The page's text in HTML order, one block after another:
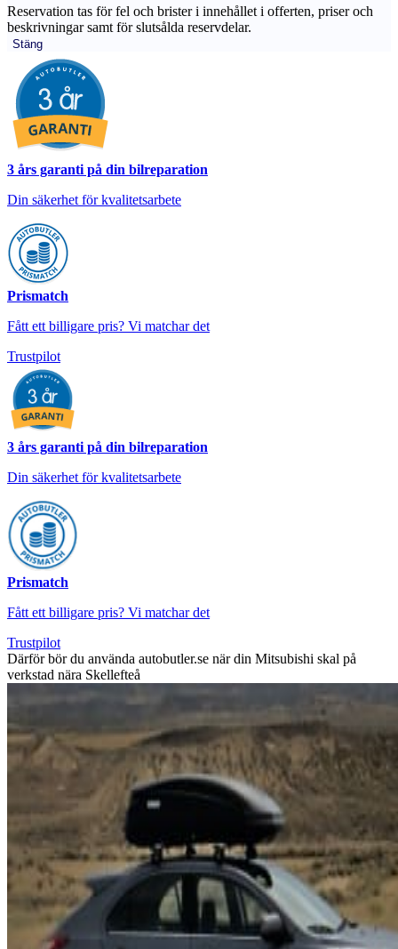
Reservation tas för fel och brister i innehållet i offerten, priser och
beskrivningar samt för slutsålda reservdelar.
Stäng
3 års garanti på din bilreparation
Din säkerhet för kvalitetsarbete
Prismatch
Fått ett billigare pris? Vi matchar det
Trustpilot
3 års garanti på din bilreparation
Din säkerhet för kvalitetsarbete
Prismatch
Fått ett billigare pris? Vi matchar det
Trustpilot
Därför bör du använda autobutler.se när din Mitsubishi skal på
verkstad nära Skellefteå